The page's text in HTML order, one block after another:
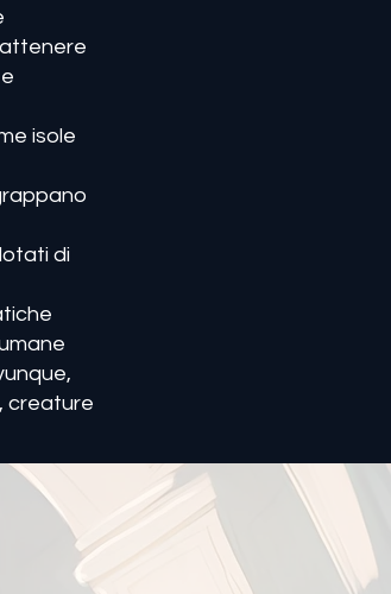
isole
di
creature